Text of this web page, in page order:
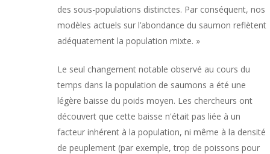
des sous-populations distinctes. Par conséquent, nos
modèles actuels sur l’abondance du saumon reflètent
adéquatement la population mixte. »
Le seul changement notable observé au cours du
temps dans la population de saumons a été une
légère baisse du poids moyen. Les chercheurs ont
découvert que cette baisse n'était pas liée à un
facteur inhérent à la population, ni même à la densité
de peuplement (par exemple, trop de poissons pour